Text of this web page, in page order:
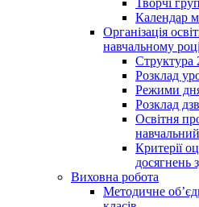
Творчі
Календар
Організація
навчальному році
Структура
Розклад
Режими
Розклад
Освітня
Критерії
досягнень
Виховна робота
Методичне